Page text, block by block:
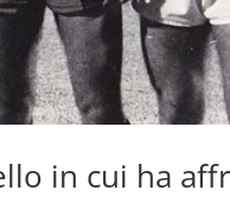
in cui ha